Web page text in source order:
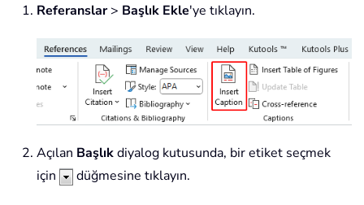
Referanslar> Başlık Ekle'ye tıklayın.
Açılan Başlıkdiyalog kutusunda, bir etiket seçmek
için
düğmesine tıklayın.